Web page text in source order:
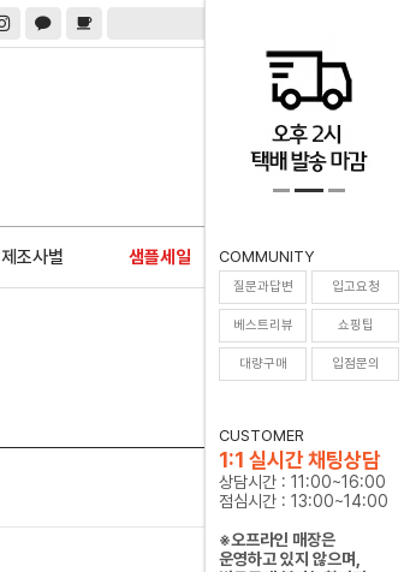
제조사별 샘플세일 0
COMMUNITY
질문과답변 입고요청
베스트리뷰 쇼핑팁
대량구매 입점문의
CUSTOMER
1:1 실시간 채팅상담
상담시간 : 11:00~16:00
점심시간 : 13:00~14:00
※오프라인 매장은
운영하고 있지 않으며,